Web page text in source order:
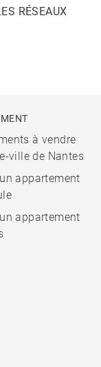
RÉSEAUX
à vendre
ville de Nantes
appartement
appartement